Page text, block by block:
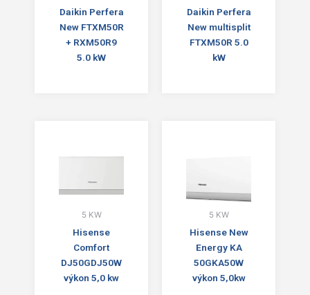
Daikin Perfera
New FTXM50R
+ RXM50R9
5.0 kW
Daikin Perfera
New multisplit
FTXM50R 5.0
kW
5 KW
Hisense
Comfort
DJ50GDJ50W
výkon 5,0 kw
5 KW
Hisense New
Energy KA
50GKA50W
výkon 5,0kw